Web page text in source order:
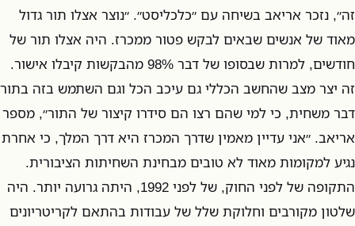
זה״, נזכר אריאב בשיחה עם ״כלכליסט״. ״נוצר אצלו תור גדול
מאוד של אנשים שבאים לבקש פטור ממכרז. היה אצלו תור של
חודשים, למרות שבסופו של דבר 98% מהבקשות קיבלו אישור.
זה יצר מצב שהחשב הכללי גם עיכב הכל וגם השתמש בזה בתור
דבר משחית, כי למי שהם רצו הם סידרו קיצור של התור״, מספר
אריאב. ״אני עדיין מאמין שדרך המכרז היא דרך המלך, כי אחרת
נגיע למקומות מאוד לא טובים מבחינת השחיתות הציבורית.
התקופה של לפני החוק, של לפני 1992, היתה גרועה יותר. היה
שלטון מקורבים וחלוקת שלל של עבודות בהתאם לקריטריונים